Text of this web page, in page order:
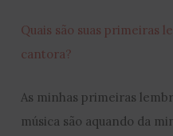
Quais são suas primeiras
cantora?
As minhas primeiras
música são aquando da